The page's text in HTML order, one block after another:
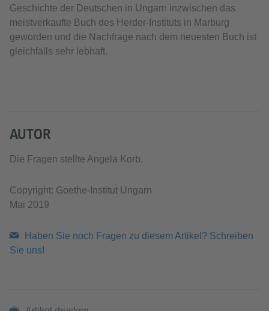
Geschichte der Deutschen in Ungarn inzwischen das
meistverkaufte Buch des Herder-Instituts in Marburg
geworden und die Nachfrage nach dem neuesten Buch ist
gleichfalls sehr lebhaft.
AUTOR
Die Fragen stellte Angela Korb.
Copyright: Goethe-Institut Ungarn
Mai 2019
Haben Sie noch Fragen zu diesem Artikel? Schreiben
Sie uns!